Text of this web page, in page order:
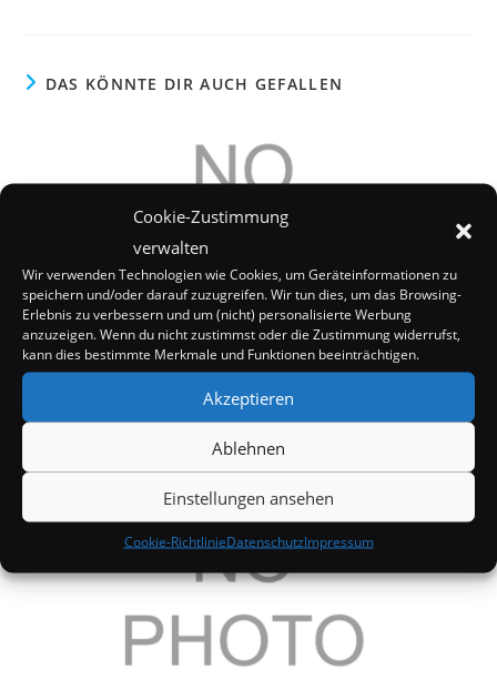
Cookie-Zustimmung
verwalten
Wir verwenden Technologien wie Cookies, um Geräteinformationen zu
speichern und/oder darauf zuzugreifen. Wir tun dies, um das Browsing-
Erlebnis zu verbessern und um (nicht) personalisierte Werbung
anzuzeigen. Wenn du nicht zustimmst oder die Zustimmung widerrufst,
kann dies bestimmte Merkmale und Funktionen beeinträchtigen.
Akzeptieren
Ablehnen
Einstellungen ansehen
Cookie-RichtlinieDatenschutzImpressum
DAS KÖNNTE DIR AUCH GEFALLEN
Rihanna: Mit „Take a bow“ auf der 1
15. Mai 2008